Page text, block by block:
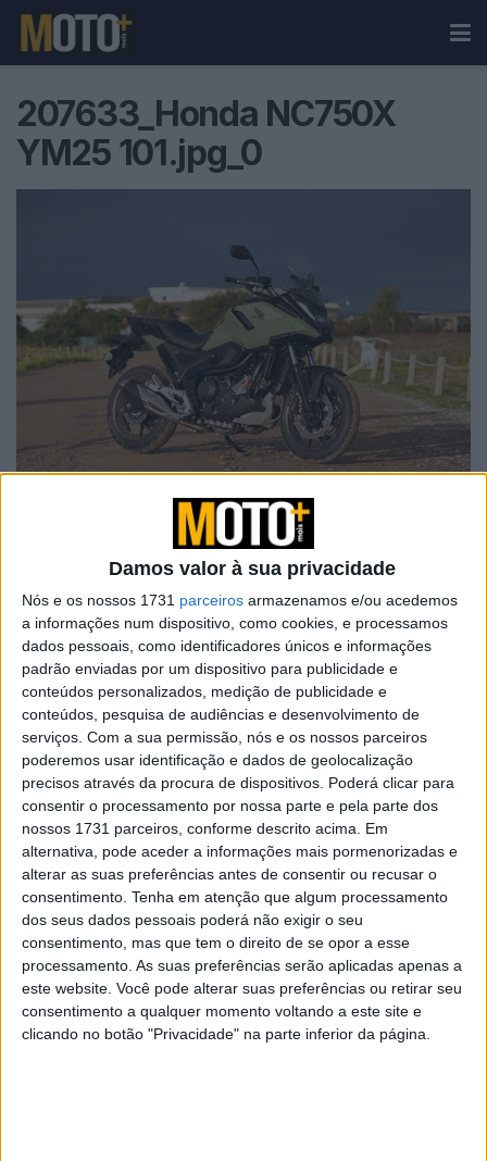
Damos valor à sua privacidade
Nós e os nossos 1731 parceiros armazenamos e/ou acedemos
a informações num dispositivo, como cookies, e processamos
dados pessoais, como identificadores únicos e informações
padrão enviadas por um dispositivo para publicidade e
conteúdos personalizados, medição de publicidade e
conteúdos, pesquisa de audiências e desenvolvimento de
serviços. Com a sua permissão, nós e os nossos parceiros
poderemos usar identificação e dados de geolocalização
precisos através da procura de dispositivos. Poderá clicar para
consentir o processamento por nossa parte e pela parte dos
nossos 1731 parceiros, conforme descrito acima. Em
alternativa, pode aceder a informações mais pormenorizadas e
alterar as suas preferências antes de consentir ou recusar o
consentimento. Tenha em atenção que algum processamento
dos seus dados pessoais poderá não exigir o seu
consentimento, mas que tem o direito de se opor a esse
processamento. As suas preferências serão aplicadas apenas a
este website. Você pode alterar suas preferências ou retirar seu
consentimento a qualquer momento voltando a este site e
clicando no botão "Privacidade" na parte inferior da página.
207633_Honda NC750X
YM25 101.jpg_0
Comentários
KTM muda oficialmente de nome
15 JANEIRO, 2026
Top 10 – As dez melhores protagonistas da
categoria Moto 125
10 MARÇO, 2023
Câmaras e intercomunicadores em
capacetes e a lei
16 JUNHO, 2026
A fábrica da Lambretta renasce das ruínas
21 JUNHO, 2026